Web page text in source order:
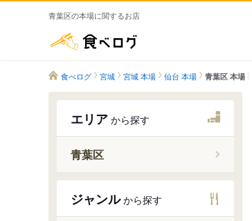
青葉区の本場に関するお店
食べログ 宮城 宮城 本場 仙台 本場 青葉区 本場
エリア から探す
青葉区
ジャンルから探す